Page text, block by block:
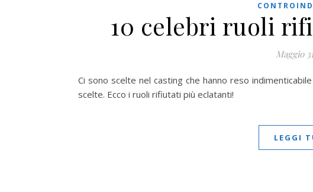
10 celebri ruoli
Maggio
Ci sono scelte nel casting che hanno reso
scelte. Ecco i ruoli rifiutati più eclatanti!
LEGGI